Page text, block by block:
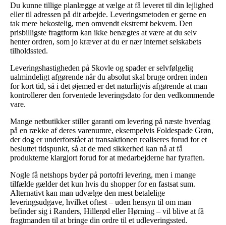
Du kunne tillige planlægge at vælge at få leveret til din lejlighed
eller til adressen på dit arbejde. Leveringsmetoden er gerne en
tak mere bekostelig, men omvendt ekstremt bekvem. Den
prisbilligste fragtform kan ikke benægtes at være at du selv
henter ordren, som jo kræver at du er nær internet selskabets
tilholdssted.
Leveringshastigheden på Skovle og spader er selvfølgelig
ualmindeligt afgørende når du absolut skal bruge ordren inden
for kort tid, så i det øjemed er det naturligvis afgørende at man
kontrollerer den forventede leveringsdato for den vedkommende
vare.
Mange netbutikker stiller garanti om levering på næste hverdag
på en række af deres varenumre, eksempelvis Foldespade Grøn,
der dog er underforstået at transaktionen realiseres forud for et
besluttet tidspunkt, så at de med sikkerhed kan nå at få
produkterne klargjort forud for at medarbejderne har fyraften.
Nogle få netshops byder på portofri levering, men i mange
tilfælde gælder det kun hvis du shopper for en fastsat sum.
Alternativt kan man udvælge den mest betalelige
leveringsudgave, hvilket oftest – uden hensyn til om man
befinder sig i Randers, Hillerød eller Hørning – vil blive at få
fragtmanden til at bringe din ordre til et udleveringssted.